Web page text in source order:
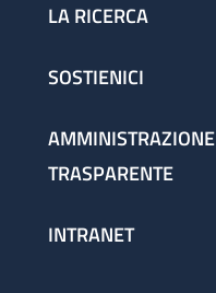
LA RICERCA
SOSTIENICI
AMMINISTRAZIONE
TRASPARENTE
INTRANET